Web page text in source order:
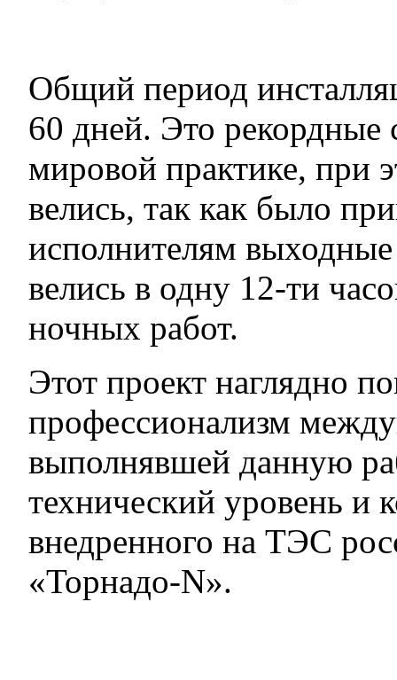
Общий период
60 дней. Это рекордные
мировой практике, при
велись, так как было
исполнителям
велись в одну 12-ти
ночных работ.
Этот проект наглядно
профессионализм
выполнявшей данную
технический уровень и
внедренного на ТЭС
«Торнадо-N».